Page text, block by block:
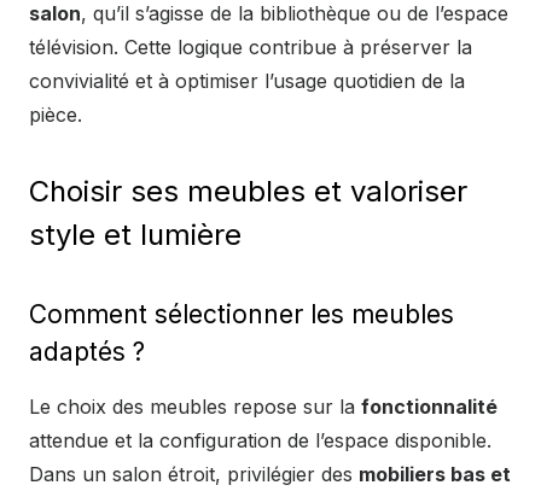
salon, qu’il s’agisse de la bibliothèque ou de l’espace
télévision. Cette logique contribue à préserver la
convivialité et à optimiser l’usage quotidien de la
pièce.
Choisir ses meubles et valoriser
style et lumière
Comment sélectionner les meubles
adaptés ?
Le choix des meubles repose sur la fonctionnalité
attendue et la configuration de l’espace disponible.
Dans un salon étroit, privilégier des mobiliers bas et